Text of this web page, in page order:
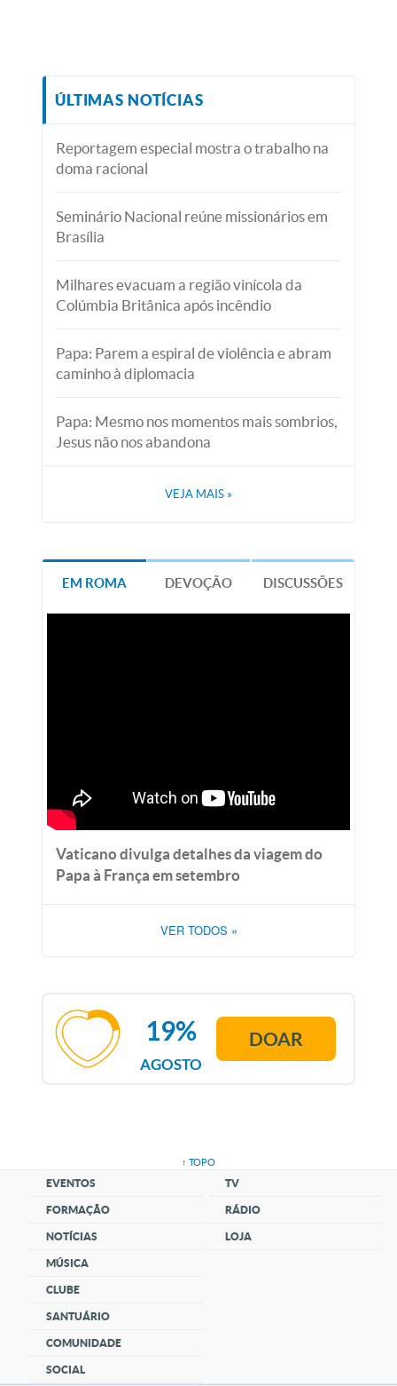
ÚLTIMAS NOTÍCIAS
Reportagem especial mostra o trabalho na
doma racional
Seminário Nacional reúne missionários em
Brasília
Milhares evacuam a região vinícola da
Colúmbia Britânica após incêndio
Papa: Parem a espiral de violência e abram
caminho à diplomacia
Papa: Mesmo nos momentos mais sombrios,
Jesus não nos abandona
VEJA MAIS »
EM ROMA DEVOÇÃO DISCUSSÕES
Vaticano divulga detalhes da viagem do
Papa à França em setembro
VER TODOS »
AGOSTO
19% DOAR
↑ TOPO
EVENTOS
FORMAÇÃO
NOTÍCIAS
MÚSICA
CLUBE
SANTUÁRIO
COMUNIDADE
SOCIAL
TV
RÁDIO
LOJA